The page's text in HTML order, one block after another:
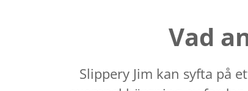
Vad
Slippery Jim kan syfta på